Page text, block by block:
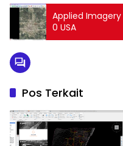
Applied
0 USA
Pos Terkait